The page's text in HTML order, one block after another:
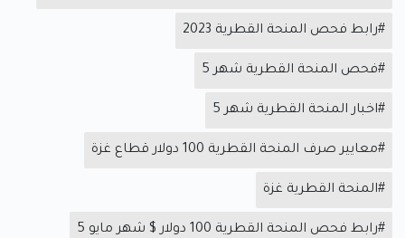
#رابط فحص المنحة القطرية 2023
#فحص المنحة القطرية شهر 5
#اخبار المنحة القطرية شهر 5
#معايير صرف المنحة القطرية 100 دولار قطاع غزة
#المنحة القطرية غزة
#رابط فحص المنحة القطرية 100 دولار $ شهر مايو 5